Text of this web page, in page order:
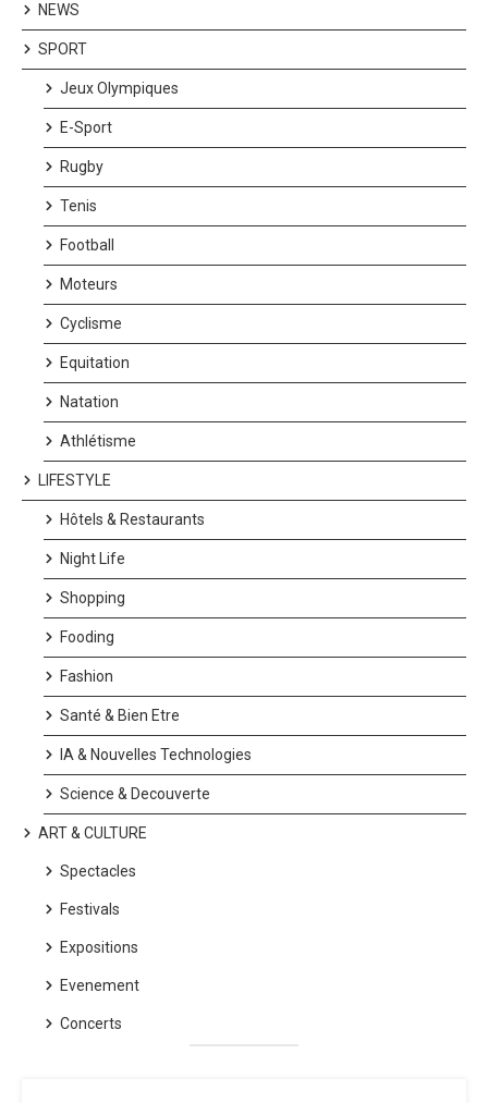
NEWS
SPORT
Jeux Olympiques
E-Sport
Rugby
Tenis
Football
Moteurs
Cyclisme
Equitation
Natation
Athlétisme
LIFESTYLE
Hôtels & Restaurants
Night Life
Shopping
Fooding
Fashion
Santé & Bien Etre
IA & Nouvelles Technologies
Science & Decouverte
ART & CULTURE
Spectacles
Festivals
Expositions
Evenement
Concerts